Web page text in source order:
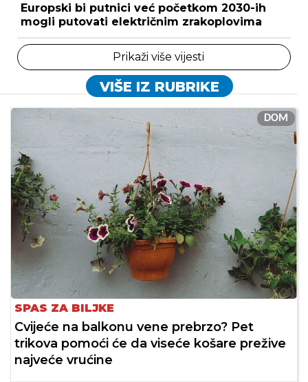
Europski bi putnici već početkom 2030-ih
mogli putovati električnim zrakoplovima
Prikaži više vijesti
VIŠE IZ RUBRIKE
DOM
SPAS ZA BILJKE
Cvijeće na balkonu vene prebrzo? Pet
trikova pomoći će da viseće košare prežive
najveće vrućine